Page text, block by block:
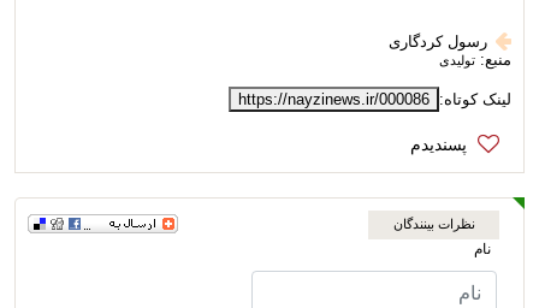
رسول کردگاری
منبع: تولیدی
لینک کوتاه: https://nayzinews.ir/000086
نظرات بینندگان
نام